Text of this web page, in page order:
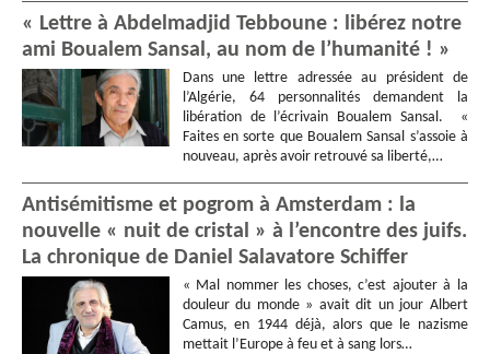
« Lettre à Abdelmadjid Tebboune : libérez notre
ami Boualem Sansal, au nom de l’humanité ! »
Dans une lettre adressée au président de
l’Algérie, 64 personnalités demandent la
libération de l’écrivain Boualem Sansal. «
Faites en sorte que Boualem Sansal s’assoie à
nouveau, après avoir retrouvé sa liberté,…
Antisémitisme et pogrom à Amsterdam : la
nouvelle « nuit de cristal » à l’encontre des juifs.
La chronique de Daniel Salavatore Schiffer
« Mal nommer les choses, c’est ajouter à la
douleur du monde » avait dit un jour Albert
Camus, en 1944 déjà, alors que le nazisme
mettait l’Europe à feu et à sang lors…